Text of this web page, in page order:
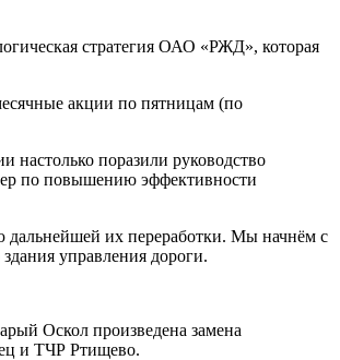
стратегия ОАО «РЖД», которая
акции по пятницам (по
поразили руководство
по повышению эффективности
дальнейшей их переработки. Мы начнём с
управления дороги.
Оскол произведена замена
и ТЧР Ртищево.